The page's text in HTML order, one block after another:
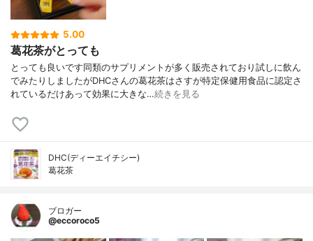
5.00
葛花茶がとっても
とっても良いです同類のサプリメントが多く販売されており試しに飲ん
でみたりしましたがDHCさんの葛花茶はさすが特定保健用食品に認定さ
れているだけあって効果に大きな…続きを見る
DHC(ディーエイチシー)
葛花茶
ブロガー
@eccoroco5